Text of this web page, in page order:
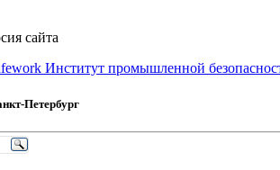
сайта
Институт промышленной
Петербург